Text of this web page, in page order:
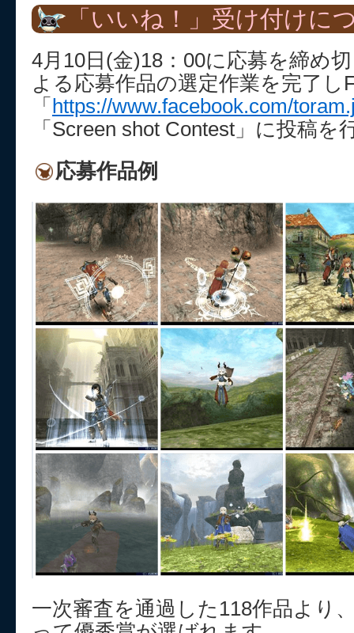
「いいね！」受け付けに
4月10日(金)18：00に応募を締め
よる応募作品の選定作業を完了し
「 https://www.facebook.com/
「Screen shot Contest」に投稿を
応募作品例
一次審査を通過した118作品より